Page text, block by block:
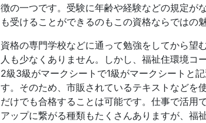
徴の一つです。受験に年齢や経験などの規定が
も受けることができるのもこの資格ならではの
資格の専門学校などに通って勉強をしてから望
人も少なくありません。しかし、福祉住環境コ
2級3級がマークシートで1級がマークシートと
す。そのため、市販されているテキストなどを
だけでも合格することは可能です。仕事で活用
アップに繋がる種類もたくさんありますが、福